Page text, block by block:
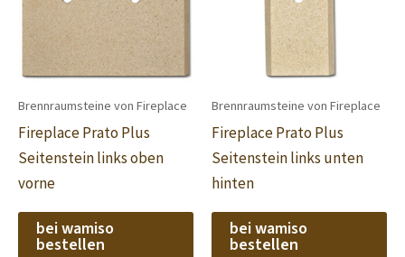
Brennraumsteine von Fireplace
Fireplace Prato Plus
Seitenstein links oben
vorne
bei wamiso
bestellen
Brennraumsteine von Fireplace
Fireplace Prato Plus
Seitenstein links unten
hinten
bei wamiso
bestellen